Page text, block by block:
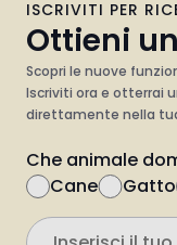
direttamente nella
Che animale
Cane
Gatto
Iscrivendoti a questa